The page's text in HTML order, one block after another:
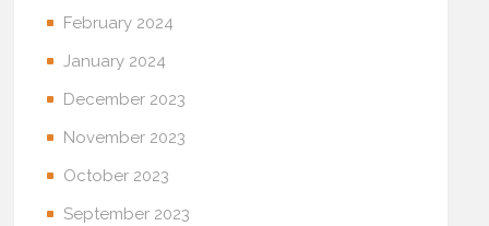
February 2024
January 2024
December 2023
November 2023
October 2023
September 2023